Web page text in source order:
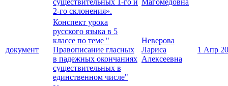
существительных 1-го и
2-го склонения».
Магомедовна
документ
Конспект урока
русского языка в 5
классе по теме "
Правописание гласных
в падежных окончаниях
существительных в
единственном числе"
Неверова
Лариса
Алексеевна
1 Апр